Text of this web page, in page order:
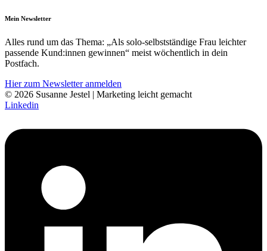
Mein Newsletter
Alles rund um das Thema: „Als solo-selbst­­ständige Frau leichter
pass­ende Kund:innen gewinnen“ meist wöchentlich in dein
Postfach.
Hier zum Newsletter anmelden
© 2026 Susanne Jestel | Marketing leicht gemacht
Linkedin